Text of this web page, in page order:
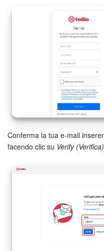
Knowledge base
Firma elettronica
Firma elettronica
Automazione
Flussi di lavoro
Telefonia
Conferma la tua e-mail
facendo clic su Verify (Verifica)